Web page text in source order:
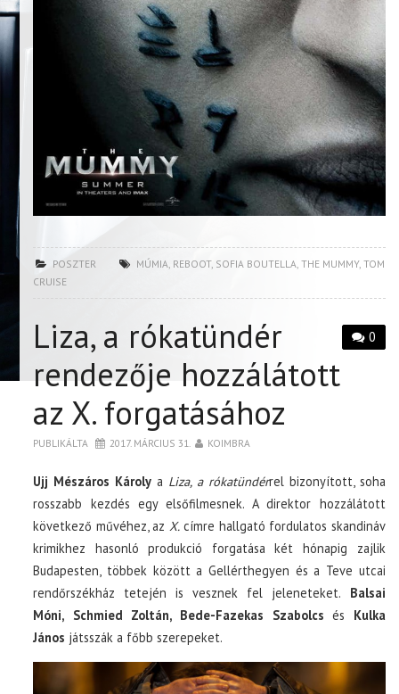
POSZTER MÚMIA, REBOOT, SOFIA BOUTELLA,THE MUMMY,TOM
CRUISE
0
Liza, a rókatündér
rendezője hozzálátott
az X. forgatásához
PUBLIKÁLTA 2017. MÁRCIUS 31. KOIMBRA
Ujj Mészáros Károly a Liza, a rókatündérrel bizonyított, soha
rosszabb kezdés egy elsőfilmesnek. A direktor hozzálátott
következő művéhez, az X.címre hallgató fordulatos skandináv
krimikhez hasonló produkció forgatása két hónapig zajlik
Budapesten, többek között a Gellérthegyen és a Teve utcai
rendőrszékház tetején is vesznek fel jeleneteket. Balsai
Móni, Schmied Zoltán, Bede-Fazekas Szabolcs és Kulka
János játsszák a főbb szerepeket.